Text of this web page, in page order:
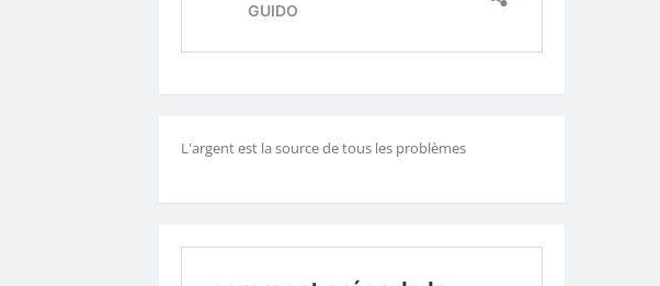
L'argent est la source de tous les problèmes